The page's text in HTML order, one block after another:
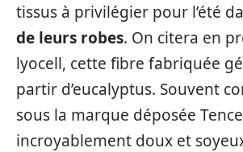
tissus à privilégier pour l’été
de leurs robes. On citera en
lyocell, cette fibre fabriquée
partir d’eucalyptus. Souvent
sous la marque déposée
incroyablement doux et